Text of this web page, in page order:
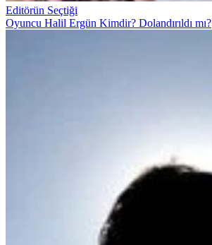
Editörün Seçtiği
Oyuncu Halil Ergün Kimdir? Dolandırıldı mı?